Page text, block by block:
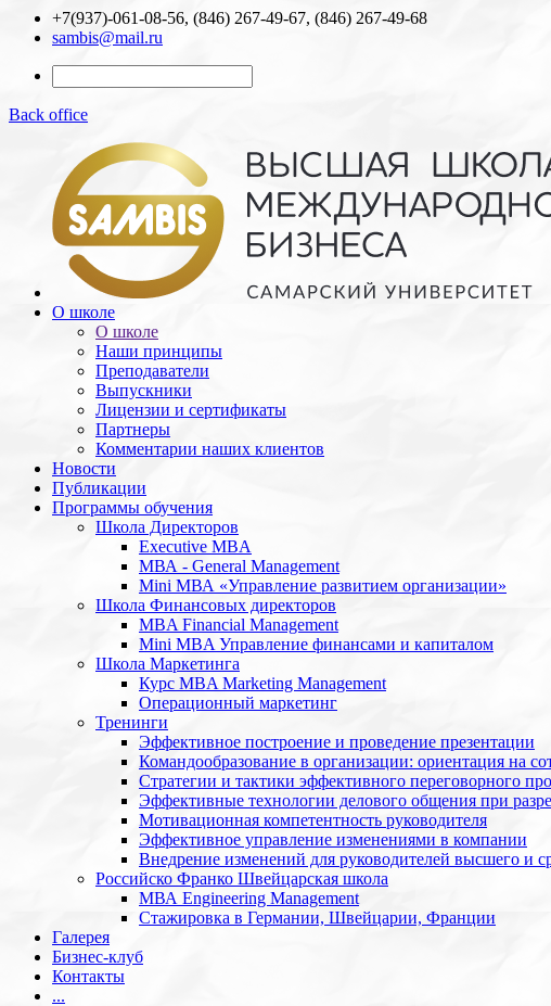
+7(937)-061-08-56, (846) 267-49-67, (846) 267-49-68
sambis@mail.ru
Back office
О школе
О школе
Наши принципы
Преподаватели
Выпускники
Лицензии и cертификаты
Партнеры
Комментарии наших клиентов
Новости
Публикации
Программы обучения
Школа Директоров
Executive MBA
МВА - General Management
Mini МВА «Управление развитием организации»
Школа Финансовых директоров
MBA Financial Management
Mini MBA Управление финансами и капиталом
Школа Маркетинга
Курс MBA Marketing Management
Операционный маркетинг
Тренинги
Эффективное построение и проведение презентации
Командообразование в организации: ориентация на
Стратегии и тактики эффективного переговорного
Эффективные технологии делового общения при
Мотивационная компетентность руководителя
Эффективное управление изменениями в компании
Внедрение изменений для руководителей высшего и
Российско Франко Швейцарская школа
МВА Engineering Management
Стажировка в Германии, Швейцарии, Франции
Галерея
Бизнес-клуб
Контакты
...